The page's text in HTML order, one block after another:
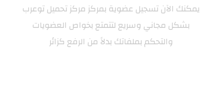
يمكنك الآن تسجيل عضوية بمركزمركز تحميل توعرب
بشكل مجاني وسريع لتتمتع بخواص العضويات
والتحكم بملفاتك بدلاً من الرفع كزائر